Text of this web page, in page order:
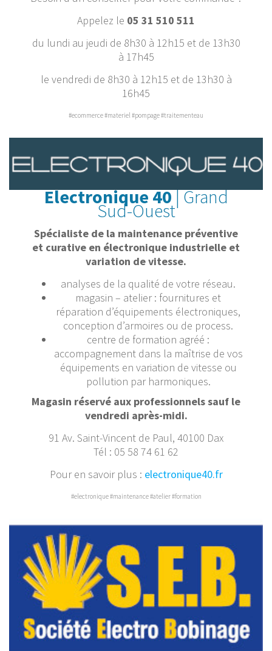
Appelez le 05 31 510 511
du lundi au jeudi de 8h30 à 12h15 et de 13h30
à 17h45
le vendredi de 8h30 à 12h15 et de 13h30 à
16h45
#ecommerce #materiel #pompage #traitementeau
Electronique 40| Grand
Sud-Ouest
Spécialiste de la maintenance préventive
et curative en électronique industrielle et
variation de vitesse.
analyses de la qualité de votre réseau.
magasin – atelier : fournitures et
réparation d’équipements électroniques,
conception d’armoires ou de process.
centre de formation agréé :
accompagnement dans la maîtrise de vos
équipements en variation de vitesse ou
pollution par harmoniques.
Magasin réservé aux professionnels sauf le
vendredi après-midi.
91 Av. Saint-Vincent de Paul, 40100 Dax
Tél : 05 58 74 61 62
Pour en savoir plus : electronique40.fr
#electronique #maintenance #atelier #formation